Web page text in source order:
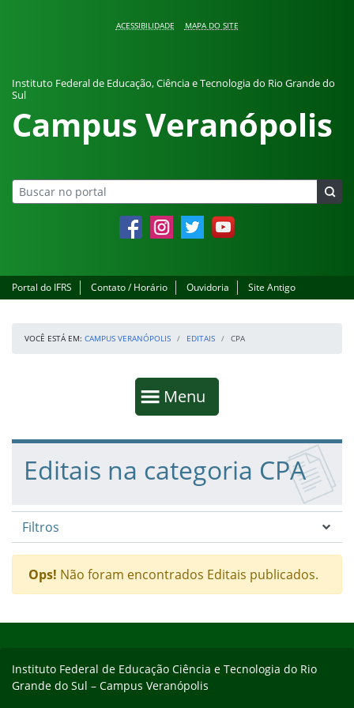
ACESSIBILIDADE MAPA DO SITE
Instituto Federal de Educação, Ciência e Tecnologia do Rio Grande do
Sul
Campus Veranópolis
FacebookInstagramTwitter YouTube
Portal do IFRS Contato / Horário Ouvidoria Site Antigo
VOCÊ ESTÁ EM: CAMPUS VERANÓPOLIS EDITAIS CPA
Mostrar
Menu
Fim da navegação
Início do conteúdo
Editais na categoria CPA
Filtros
Ops! Não foram encontrados Editais publicados.
Instituto Federal de Educação Ciência e Tecnologia do Rio
Grande do Sul – Campus Veranópolis